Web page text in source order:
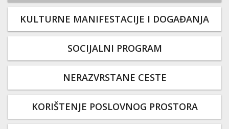
KULTURNE MANIFESTACIJE I DOGAĐANJA
SOCIJALNI PROGRAM
NERAZVRSTANE CESTE
KORIŠTENJE POSLOVNOG PROSTORA